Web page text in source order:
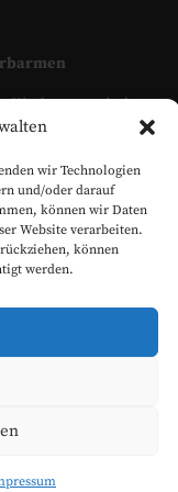
wir Technologien
und/oder darauf
können wir Daten
Website verarbeiten.
können
werden.
Kirchengemeinde
© 2026